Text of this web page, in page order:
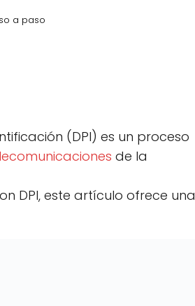
a paso
p
a
r
t
e
(DPI) es un proceso
de la
DPI, este artículo ofrece una